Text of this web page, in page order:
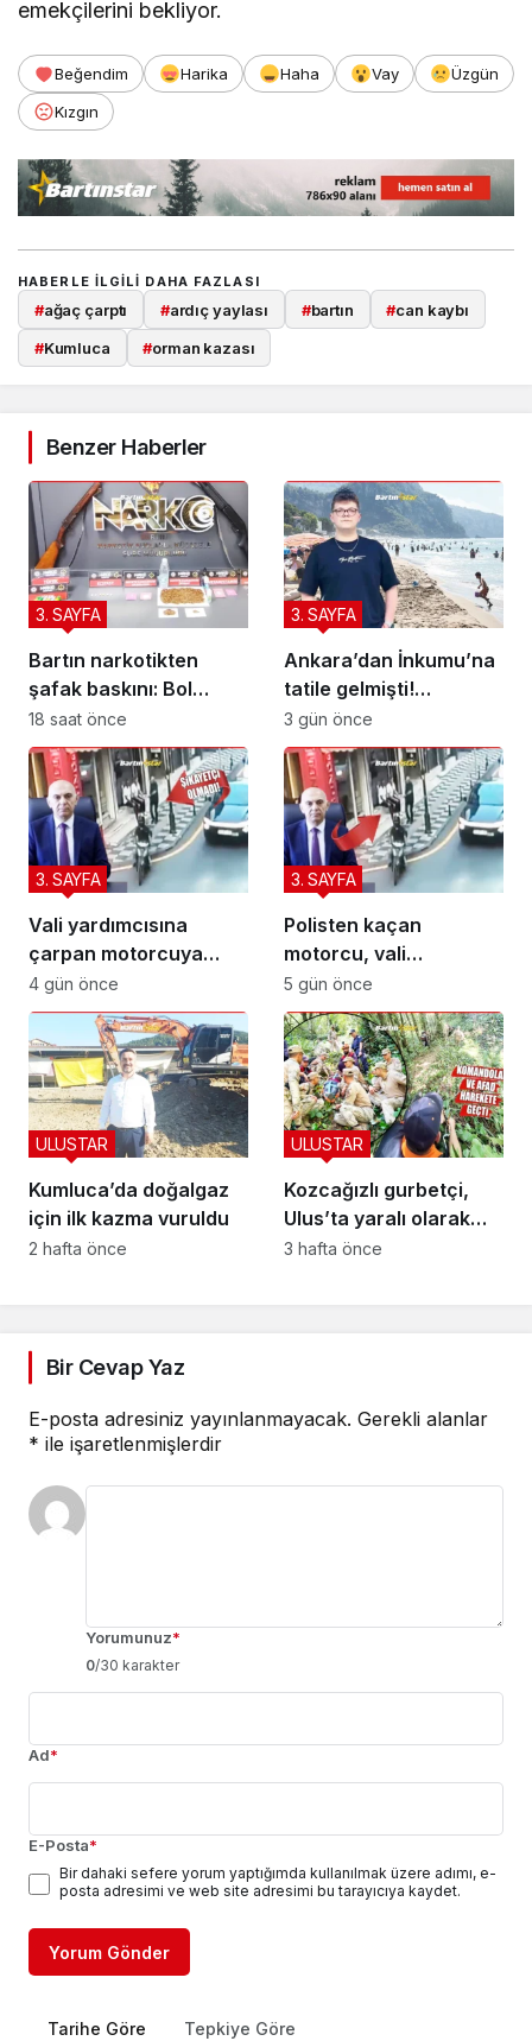
emekçilerini bekliyor.
Beğendim Harika Haha Vay
Üzgün
Kızgın
HABERLE ILGILI DAHA FAZLASI
#ağaç çarptı #ardıç yaylası #bartın #can kaybı
#Kumluca #orman kazası
Benzer Haberler
Bartın narkotikten
şafak baskını: Bol
bonzai ile 5 kişi paket
3. SAYFA
18 saat önce
Ankara’dan İnkumu’na
tatile gelmişti!
Kurtarılamadı
3. SAYFA
3 gün önce
Vali yardımcısına
çarpan motorcuya
ceza yağdı
3. SAYFA
4 gün önce
Polisten kaçan
motorcu, vali
yardımcısına çarptı
3. SAYFA
5 gün önce
Kumluca’da doğalgaz
için ilk kazma vuruldu
ULUSTAR
2 hafta önce
Kozcağızlı gurbetçi,
Ulus’ta yaralı olarak
kurtarıldı
ULUSTAR
3 hafta önce
Bir Cevap Yaz
E-posta adresiniz yayınlanmayacak. Gerekli alanlar
* ile işaretlenmişlerdir
Yorumunuz*
0/30 karakter
Ad*
E-Posta*
Bir dahaki sefere yorum yaptığımda kullanılmak üzere adımı, e-
posta adresimi ve web site adresimi bu tarayıcıya kaydet.
Yorum Gönder
Tarihe Göre Tepkiye Göre